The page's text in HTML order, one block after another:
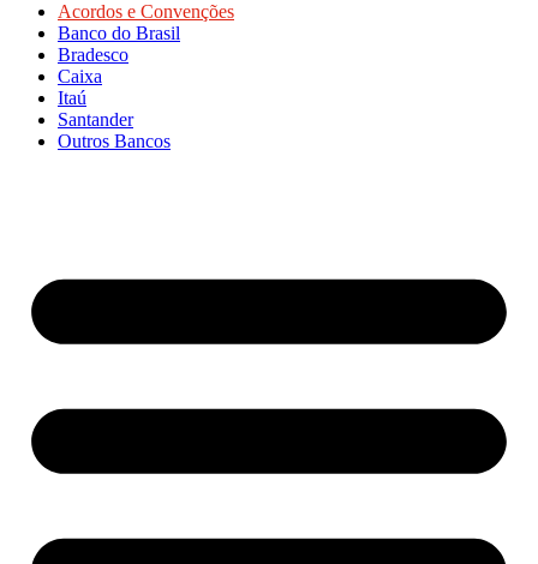
Acordos e Convenções
Banco do Brasil
Bradesco
Caixa
Itaú
Santander
Outros Bancos